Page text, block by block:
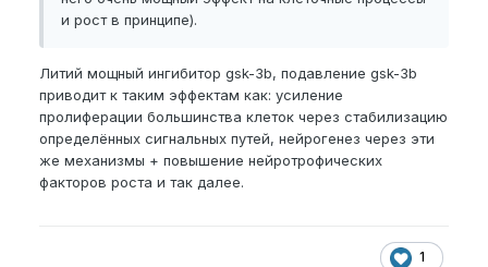
и рост в принципе).
Литий мощный ингибитор gsk-3b, подавление gsk-3b
приводит к таким эффектам как: усиление
пролиферации большинства клеток через стабилизацию
определённых сигнальных путей, нейрогенез через эти
же механизмы + повышение нейротрофических
факторов роста и так далее.
1